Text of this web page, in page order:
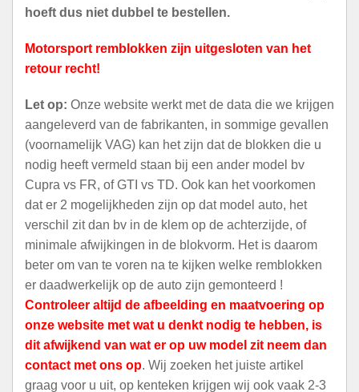
hoeft dus niet dubbel te bestellen.
Motorsport remblokken zijn uitgesloten van het
retour recht!
Let op: Onze website werkt met de data die we krijgen
aangeleverd van de fabrikanten, in sommige gevallen
(voornamelijk VAG) kan het zijn dat de blokken die u
nodig heeft vermeld staan bij een ander model bv
Cupra vs FR, of GTI vs TD. Ook kan het voorkomen
dat er 2 mogelijkheden zijn op dat model auto, het
verschil zit dan bv in de klem op de achterzijde, of
minimale afwijkingen in de blokvorm. Het is daarom
beter om van te voren na te kijken welke remblokken
er daadwerkelijk op de auto zijn gemonteerd !
Controleer altijd de afbeelding en maatvoering op
onze website met wat u denkt nodig te hebben, is
dit afwijkend van wat er op uw model zit neem dan
contact met ons op. Wij zoeken het juiste artikel
graag voor u uit, op kenteken krijgen wij ook vaak 2-3